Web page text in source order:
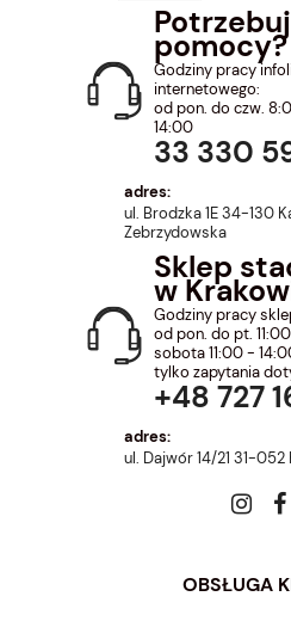
Godziny pracy
internetowego:
od pon. do czw.
14:00
33 330
adres:
ul. Brodzka 1E 34-130
Zebrzydowska
Sklep
w
Godziny pracy
od pon. do pt.
sobota 11:00 -
tylko zapytania
+48 727
adres:
ul. Dajwór 14/21 31-
OBSŁUGA